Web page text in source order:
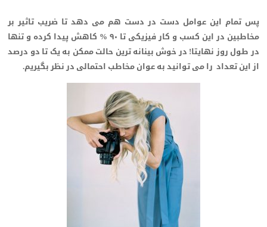
پس تمام این عوامل دست در دست هم می دهد تا ضریب تاثیر بر
مخاطبین در این کسب و کار فیزیکی تا ۹۰ % کاهش پیدا کرده و تنها
در طول روز نهایتا! در خوش بینانه ترین حالت ممکن به یک تا دو درصد
از این تعداد را می توانید به عوان مخاطب احتمالی در نظر بگیریم.